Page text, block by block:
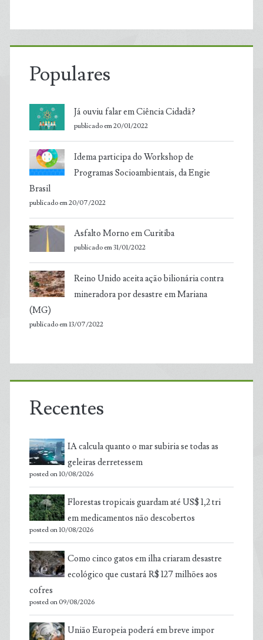
Populares
Já ouviu falar em Ciência Cidadã?
publicado em 20/01/2022
Idema participa do Workshop de
Programas Socioambientais, da Engie
Brasil
publicado em 20/07/2022
Asfalto Morno em Curitiba
publicado em 31/01/2022
Reino Unido aceita ação bilionária contra
mineradora por desastre em Mariana
(MG)
publicado em 13/07/2022
Recentes
IA calcula quanto o mar subiria se todas as
geleiras derretessem
posted on 10/08/2026
Florestas tropicais guardam até US$ 1,2 tri
em medicamentos não descobertos
posted on 10/08/2026
Como cinco gatos em ilha criaram desastre
ecológico que custará R$ 127 milhões aos
cofres
posted on 09/08/2026
União Europeia poderá em breve impor